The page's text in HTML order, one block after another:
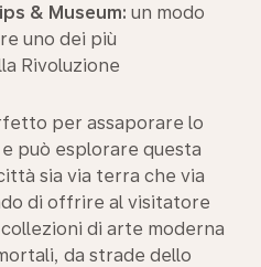
& Museum: un modo
uno dei più
Rivoluzione
per assaporare lo
può esplorare questa
sia via terra che via
di offrire al visitatore
di arte moderna
da strade dello